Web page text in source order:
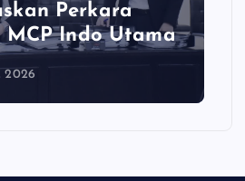
Perkara
MCP Indo Utama
2026